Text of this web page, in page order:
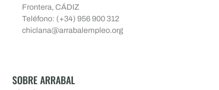
Frontera, CÁDIZ
Teléfono: (+34) 956 900 312
chiclana@arrabalempleo.org
SOBRE ARRABAL